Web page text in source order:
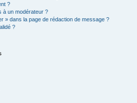
?
à un modérateur ?
» dans la page de rédaction de message ?
?